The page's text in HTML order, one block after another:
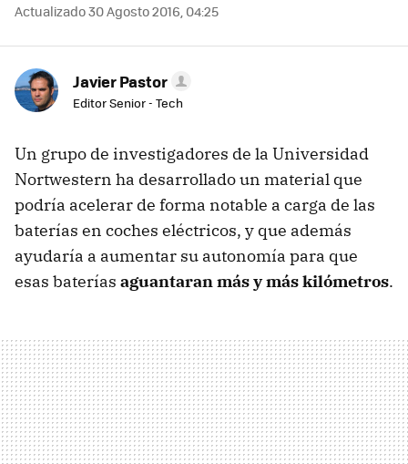
Actualizado 30 Agosto 2016, 04:25
Javier Pastor
Editor Senior - Tech
Un grupo de investigadores de la Universidad
Nortwestern ha desarrollado un material que
podría acelerar de forma notable a carga de las
baterías en coches eléctricos, y que además
ayudaría a aumentar su autonomía para que
esas baterías aguantaran más y más kilómetros.